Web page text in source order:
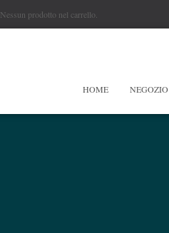
Nessun prodotto nel carrello.
HOME NEGOZIO